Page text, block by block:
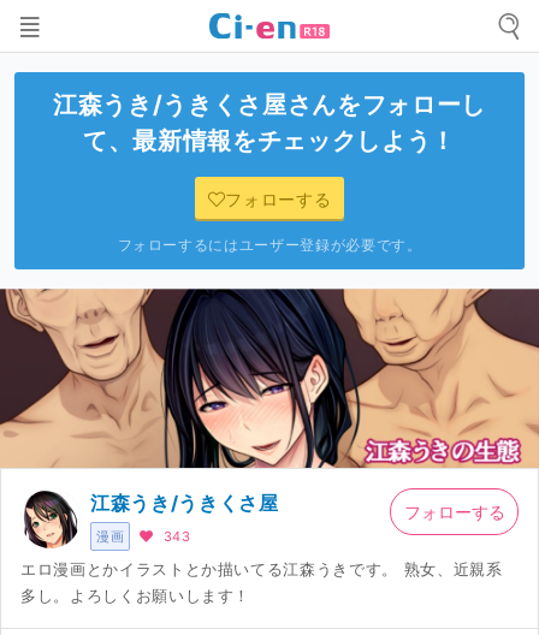
江森うき/うきくさ屋さんをフォローし
て、最新情報をチェックしよう！
フォローする
フォローするにはユーザー登録が必要です。
漫画
江森うき/うきくさ屋
343
エロ漫画とかイラストとか描いてる江森うきです。 熟女、近親系
多し。よろしくお願いします！
フォローする